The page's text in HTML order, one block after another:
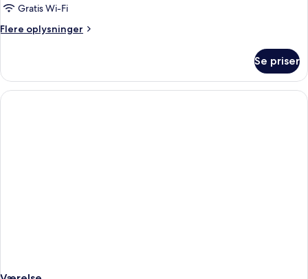
personer
(Triple
bed)
Gratis Wi-Fi
Flere oplysninger
Flere
til
4
personer
Se priser